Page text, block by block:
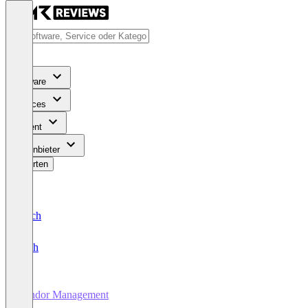
Software
Services
Content
Für Anbieter
Bewerten
Deutsch
English
Vendor Management